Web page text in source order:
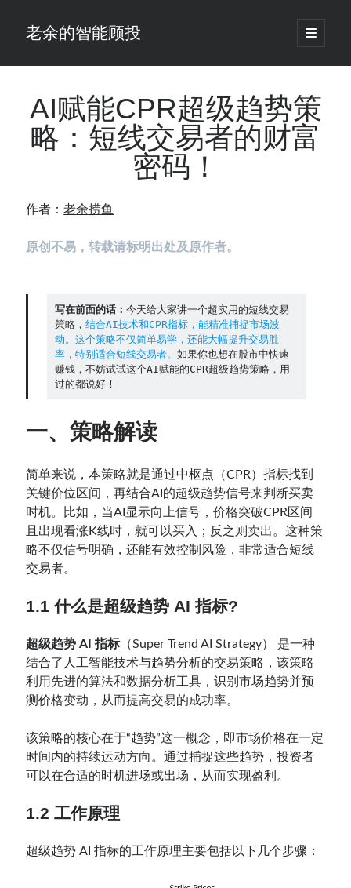
老余的智能顾投
open
primary
Sidebar
最新发表 ：
仓位大小背后的数学：为什么胜率40%的策略，能比胜率60%的更赚钱
为什么说每年6月底是罗素2000最干净的套利窗口？
老余看市：长鑫4万亿，A股却蒸发12.4万亿
怎么把TradingView上的裸指标拆成可回测的交易规则：成交量差值背离
涨了怕踏空、跌了怕深套？这个模型把NVDA两次恐慌底都抓住了（附
源代码）
网站备案号：鄂ICP备2024064768号
AI赋能CPR超级趋势策
略：短线交易者的财富
密码！
作者：老余捞鱼
原创不易，转载请标明出处及原作者。
写在前面的话： 今天给大家讲一个超实用的短线交易
策略， 结合AI技术和CPR指标，能精准捕捉市场波
动。这个策略不仅简单易学，还能大幅提升交易胜
率，特别适合短线交易者。 如果你也想在股市中快速
赚钱，不妨试试这个AI赋能的CPR超级趋势策略，用
过的都说好！
一、策略解读
简单来说，本策略就是通过中枢点（CPR）指标找到
关键价位区间，再结合AI的超级趋势信号来判断买卖
时机。比如，当AI显示向上信号，价格突破CPR区间
且出现看涨K线时，就可以买入；反之则卖出。这种策
略不仅信号明确，还能有效控制风险，非常适合短线
交易者。
1.1 什么是超级趋势 AI 指标?
超级趋势 AI 指标（Super Trend AI Strategy） 是一种
结合了人工智能技术与趋势分析的交易策略，该策略
利用先进的算法和数据分析工具，识别市场趋势并预
测价格变动，从而提高交易的成功率。
该策略的核心在于“趋势”这一概念，即市场价格在一定
时间内的持续运动方向。通过捕捉这些趋势，投资者
可以在合适的时机进场或出场，从而实现盈利。
1.2 工作原理
超级趋势 AI 指标的工作原理主要包括以下几个步骤：